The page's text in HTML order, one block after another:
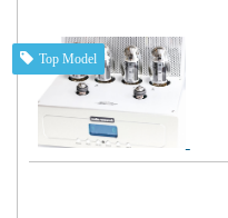
Top Model